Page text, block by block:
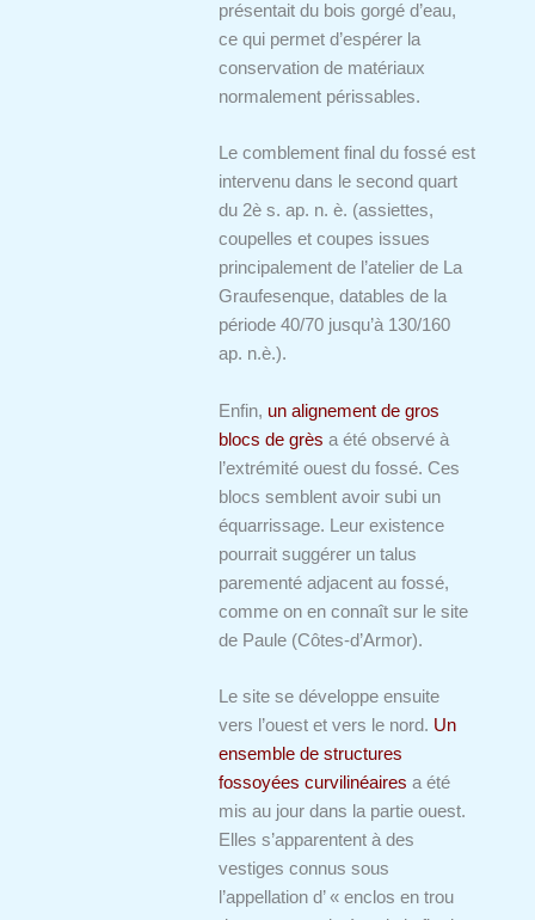
présentait du bois gorgé d’eau,
ce qui permet d’espérer la
conservation de matériaux
normalement périssables.
Le comblement final du fossé est
intervenu dans le second quart
du 2è s. ap. n. è. (assiettes,
coupelles et coupes issues
principalement de l’atelier de La
Graufesenque, datables de la
période 40/70 jusqu’à 130/160
ap. n.è.).
Enfin, un alignement de gros
blocs de grès a été observé à
l’extrémité ouest du fossé. Ces
blocs semblent avoir subi un
équarrissage. Leur existence
pourrait suggérer un talus
parementé adjacent au fossé,
comme on en connaît sur le site
de Paule (Côtes-d’Armor).
Le site se développe ensuite
vers l’ouest et vers le nord. Un
ensemble de structures
fossoyées curvilinéaires a été
mis au jour dans la partie ouest.
Elles s’apparentent à des
vestiges connus sous
l’appellation d’ « enclos en trou